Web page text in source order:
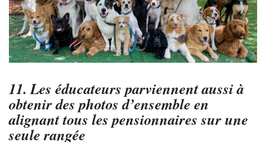
11. Les éducateurs parviennent aussi à
obtenir des photos d’ensemble en
alignant tous les pensionnaires sur une
seule rangée